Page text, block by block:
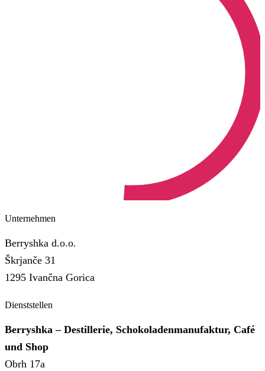
Unternehmen
Berryshka d.o.o.
Škrjanče 31
1295 Ivančna Gorica
Dienststellen
Berryshka – Destillerie, Schokoladenmanufaktur, Café
und Shop
Obrh 17a